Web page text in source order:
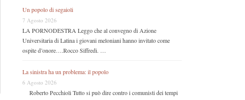
Un popolo di segaioli
7 Agosto 2026
LA PORNODESTRA Leggo che al convegno di Azione
Universitaria di Latina i giovani meloniani hanno invitato come
ospite d’onore….Rocco Siffredi. …
La sinistra ha un problema: il popolo
6 Agosto 2026
Roberto Pecchioli Tutto si può dire contro i comunisti dei tempi